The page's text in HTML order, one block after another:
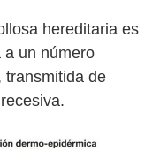
hereditaria es
a un número
transmitida de